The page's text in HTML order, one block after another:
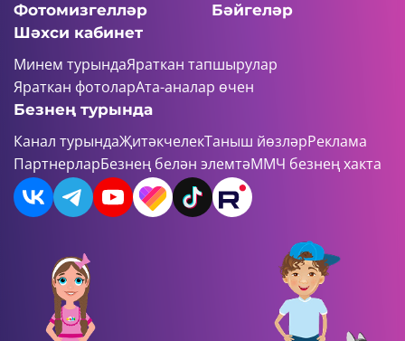
Фотомизгелләр
Бәйгеләр
Шәхси кабинет
Минем турындаЯраткан тапшырулар
Яраткан фотоларАта-аналар өчен
Безнең турында
Канал турындаҖитәкчелекТаныш йөзләрРеклама
ПартнерларБезнең белән элемтәММЧ безнең хакта